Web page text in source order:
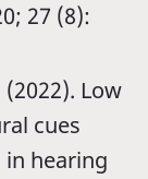
27 (8):
(2022). Low
cues
hearing